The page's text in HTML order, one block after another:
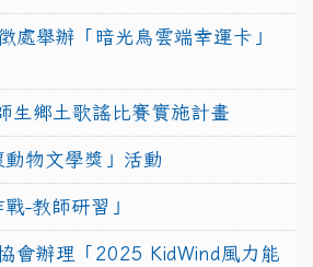
處舉辦「暗光鳥雲端幸運卡」
生鄉土歌謠比賽實施計畫
物文學獎」活動
-教師研習」
會辦理「2025 KidWind風力能